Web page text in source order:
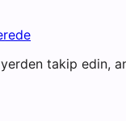
takip edin,